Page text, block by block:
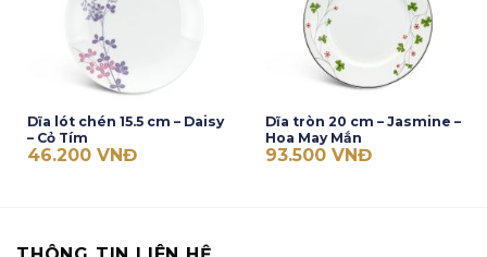
Dĩa lót chén 15.5 cm – Daisy
– Cỏ Tím
46.200 VNĐ
Dĩa tròn 20 cm – Jasmine –
Hoa May Mắn
93.500 VNĐ